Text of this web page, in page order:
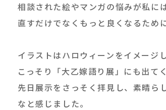
相談された絵やマンガの悩みが私に
直すだけでなくもっと良くなるため
イラストはハロウィーンをイメージ
こっそり「大乙嫁語り展」にも出て
先日展示をさっそく拝見し、素晴ら
なと感じました。